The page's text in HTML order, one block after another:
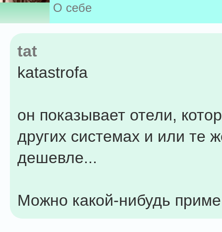
О себе
tat
katastrofa
он показывает отели,
других системах и или те
дешевле...
Можно какой-нибудь